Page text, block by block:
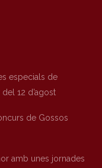
especials de
12 d’agost
de Gossos
amb unes jornades